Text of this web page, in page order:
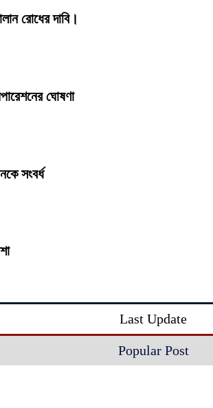
রোধের দাবি।
ঘোষণা
সংবর্ধ
Last Update
Popular Post